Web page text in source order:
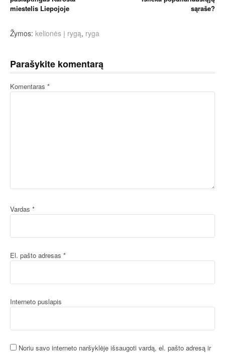
miestelis Liepojoje
sąraše?
Žymos: kelionės į rygą, ryga
Parašykite komentarą
Komentaras *
Vardas *
El. pašto adresas *
Interneto puslapis
Noriu savo interneto naršyklėje išsaugoti vardą, el. pašto adresą ir